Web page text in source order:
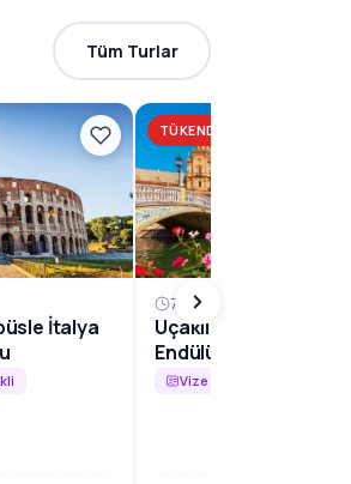
Tüm Turlar
İtalya
TÜKENDI
7 Gece 8 Gün
Uçaklı Büyük
Endülüs Harikaları
Vize gerekli